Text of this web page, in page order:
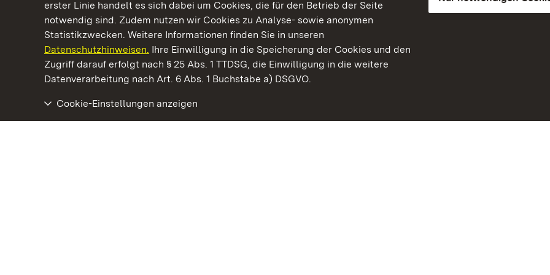
erster Linie handelt es sich dabei um Cookies, die für den Betrieb der Seite
notwendig sind. Zudem nutzen wir Cookies zu Analyse- sowie anonymen
Statistikzwecken. Weitere Informationen finden Sie in unseren
Datenschutzhinweisen. Ihre Einwilligung in die Speicherung der Cookies und den
Zugriff darauf erfolgt nach § 25 Abs. 1 TTDSG, die Einwilligung in die weitere
Datenverarbeitung nach Art. 6 Abs. 1 Buchstabe a) DSGVO.
Cookie-Einstellungen anzeigen
Kommen. Staunen. Genießen.